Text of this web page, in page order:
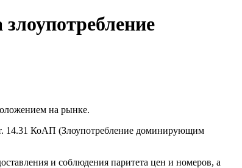
на рынке.
14.31 КоАП (Злоупотребление доминирующим
и соблюдения паритета цен и номеров, а